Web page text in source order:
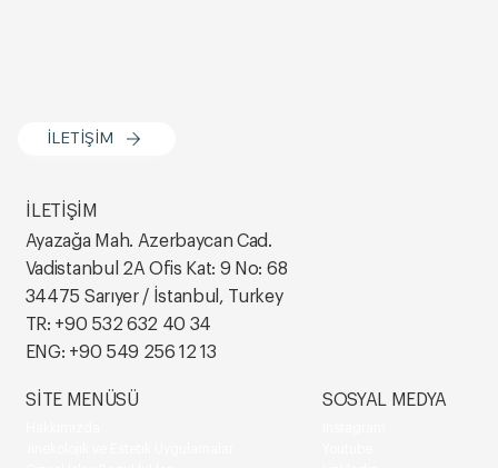
İLETİŞİM
Ayazağa Mah. Azerbaycan Cad.
Vadistanbul 2A Ofis Kat: 9 No: 68
34475 Sarıyer / İstanbul, Turkey
TR: +90 532 632 40 34
ENG: +90 549 256 12 13
İLETİŞİM
SİTE MENÜSÜ SOSYAL MEDYA